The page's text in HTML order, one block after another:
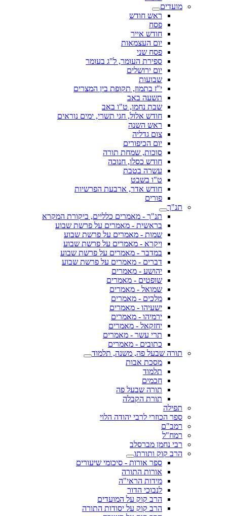
מועדים
ראש חודש
פסח
חודש אייר
יום העצמאות
פסח שני
ספירת העומר, ל"ג בעומר
יום ירושלים
שבועות
י"ז בתמוז, תקופת בין המצרים
תשעה באב
שבת נחמו, ט"ו באב
חודש אלול, חגי תשרי, ימים נוראים
ראש השנה
צום גדליה
יום הכיפורים
סוכות, שמחת תורה
חודש כסלו, חנוכה
עשרה בטבת
ט"ו בשבט
חודש אדר, ארבעת הפרשיות
פורים
תנ"ך
תנ"ך - מאמרים כלליים, ביקורת המקרא
בראשית - מאמרים על פרשת שבוע
שמות - מאמרים על פרשת שבוע
ויקרא - מאמרים על פרשת שבוע
במדבר - מאמרים על פרשת שבוע
דברים - מאמרים על פרשת שבוע
יהושע - מאמרים
שופטים - מאמרים
שמואל - מאמרים
מלכים - מאמרים
ישעיהו - מאמרים
ירמיהו - מאמרים
יחזקאל - מאמרים
תרי עשר - מאמרים
כתובים - מאמרים
תורה שבעל פה, משנה, תלמוד
מסכת אבות
תלמוד
חכמים
תורה שבעל פה
תורת הקבלה
תפילה
ספר הכוזרי לרבי יהודה הלוי
רמב"ם
רמח"ל
רבי נחמן מברסלב
הרב קוק ותורתו
ספר אורות - סיכומי שיעורים
אורות התורה
מידות הראי"ה
לנבוכי הדור
הרב קוק על המועדים
הרב קוק על יסודות התורה